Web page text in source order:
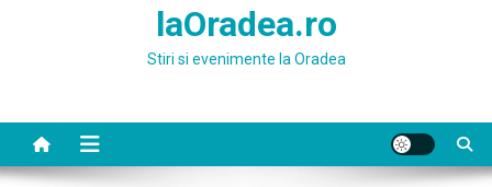
laOradea.ro
Stiri si evenimente la Oradea